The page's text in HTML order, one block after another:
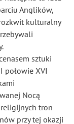
Anglików,
kulturalny
sztuki
połowie XVI
Nocą
tron
przy tej okazji